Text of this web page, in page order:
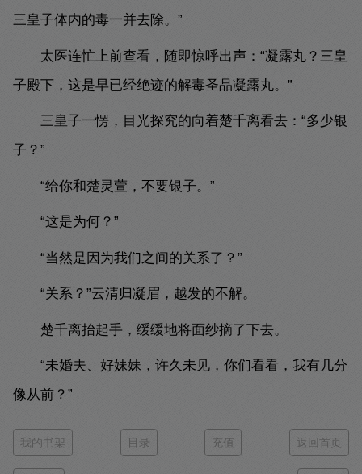
三皇子体内的毒一并去除。”
太医连忙上前查看，随即惊呼出声：“凝露丸？三皇
子殿下，这是早已经绝迹的解毒圣品凝露丸。”
三皇子一愣，目光探究的向着楚千离看去：“多少银
子？”
“给你和楚灵萱，不要银子。”
“这是为何？”
“当然是因为我们之间的关系了？”
“关系？”云清归凝眉，越发的不解。
楚千离抬起手，缓缓地将面纱摘了下去。
“未婚夫、好妹妹，许久未见，你们看看，我有几分
像从前？”
我的书架 目录 充值 返回首页